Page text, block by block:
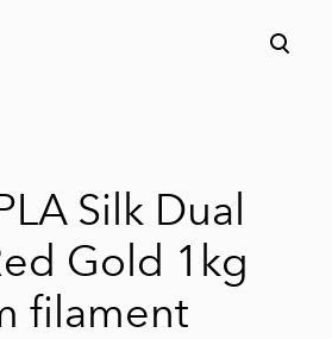
Silk Dual
Gold 1kg
filament